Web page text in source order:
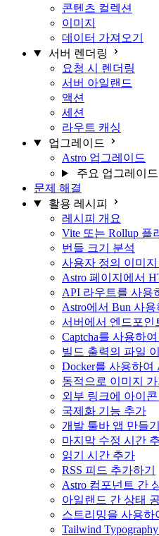
콘텐츠 컬렉션
이미지
데이터 가져오기
서버 렌더링
요청 시 렌더링
서버 아일랜드
액션
세션
라우트 캐싱
업그레이드
Astro 업그레이드
주요 업그레이
문제 해결
활용 레시피
레시피 개요
Vite 또는 Rollup 플
번들 크기 분석
사용자 정의 이미
Astro 페이지에서
API 라우트를 사용
Astro에서 Bun 사용
서버에서 엔드포인
Captcha를 사용하여
빌드 출력의 파일
Docker를 사용하여
동적으로 이미지 가
외부 링크에 아이
국제화 기능 추가
개발 툴바 앱 만들기
마지막 수정 시간
읽기 시간 추가
RSS 피드 추가하기
Astro 컴포넌트 간
아일랜드 간 상태
스트리밍을 사용하
Tailwind